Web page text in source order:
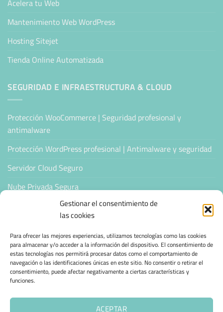
Gestionar el consentimiento de
las cookies
Para ofrecer las mejores experiencias, utilizamos tecnologías como las cookies
para almacenar y/o acceder a la información del dispositivo. El consentimiento de
estas tecnologías nos permitirá procesar datos como el comportamiento de
navegación o las identificaciones únicas en este sitio. No consentir o retirar el
consentimiento, puede afectar negativamente a ciertas características y
funciones.
ACEPTAR
Acelera tu Web
Mantenimiento Web WordPress
Hosting Sitejet
Tienda Online Automatizada
SEGURIDAD E INFRAESTRUCTURA & CLOUD
Protección WooCommerce | Seguridad profesional y
antimalware
Protección WordPress profesional | Antimalware y seguridad
Servidor Cloud Seguro
Nube Privada Segura
CONFIANZA & ESPECIALIZACIÓN
Sello de Confianza
Empresas Verificadas +100 Protocolos Online
Migración desde otro proveedor
Hosting ecológico + IA